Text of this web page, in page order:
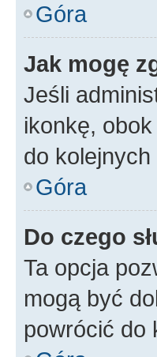
Góra
Jak mogę
Jeśli
ikonkę,
do
Góra
Do czego
Ta opcja
mogą być
powrócić do